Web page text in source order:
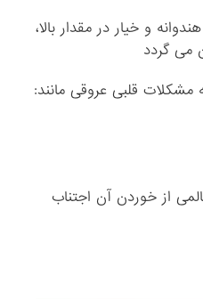
و خیار در مقدار بالا،
می گردد
مشکلات قلبی عروقی مانند:
از خوردن آن اجتناب